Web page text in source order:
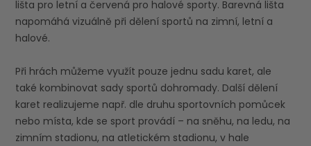
lišta pro letní a červená pro halové sporty. Barevná lišta
napomáhá vizuálně při dělení sportů na zimní, letní a
halové.
Při hrách můžeme využít pouze jednu sadu karet, ale
také kombinovat sady sportů dohromady. Další dělení
karet realizujeme např. dle druhu sportovních pomůcek
nebo místa, kde se sport provádí – na sněhu, na ledu, na
zimním stadionu, na atletickém stadionu, v hale